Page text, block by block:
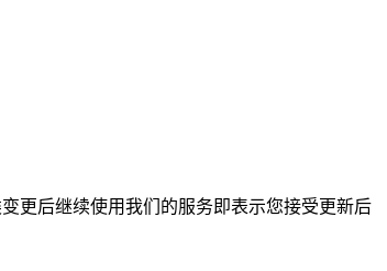
更后继续使用我们的服务即表示您接受更新后